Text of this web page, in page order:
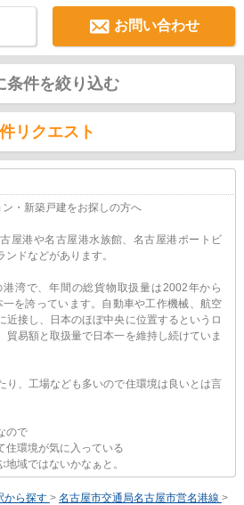
お問い合わせ
条件を絞り込む
リクエスト
・新築戸建をお探しの方へ
屋港や名古屋港水族館、名古屋港ポートビ
ドなどがあります。
湾で、年間の総貨物取扱量は2002年から
を誇っています。自動車や工作機械、航空
近接し、日本のほぼ中央に位置するというロ
貿易額と取扱量で日本一を維持し続けていま
り、工場なども多いので住環境は良いとは言
ので
住環境が気に入っている
域ではないかなぁと。
から探す > 名古屋市交通局名古屋市営名港線 >